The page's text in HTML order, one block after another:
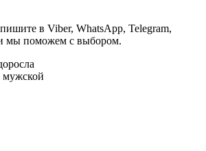
в Viber, WhatsApp, Telegram,
мы поможем с выбором.